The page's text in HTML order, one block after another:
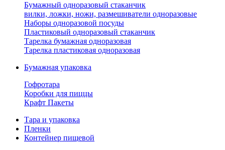
Бумажный одноразовый стаканчик
вилки, ложки, ножи, размешиватели одноразовые
Наборы одноразовой посуды
Пластиковый одноразовый стаканчик
Тарелка бумажная одноразовая
Тарелка пластиковая одноразовая
Бумажная упаковка
Гофротара
Коробки для пиццы
Крафт Пакеты
Тара и упаковка
Пленки
Контейнер пищевой